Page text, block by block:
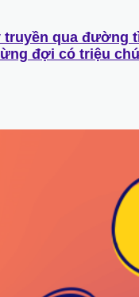
truyền qua đường
đợi có triệu